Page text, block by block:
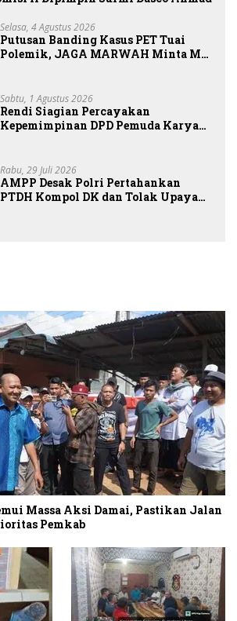
Selasa, 4 Agustus 2026
Putusan Banding Kasus PET Tuai
Polemik, JAGA MARWAH Minta MA
Sabtu, 1 Agustus 2026
Rendi Siagian Percayakan
Kepemimpinan DPD Pemuda Karya
Rabu, 29 Juli 2026
AMPP Desak Polri Pertahankan
PTDH Kompol DK dan Tolak Upaya
Massa Aksi Damai, Pastikan Jalan
Pemkab